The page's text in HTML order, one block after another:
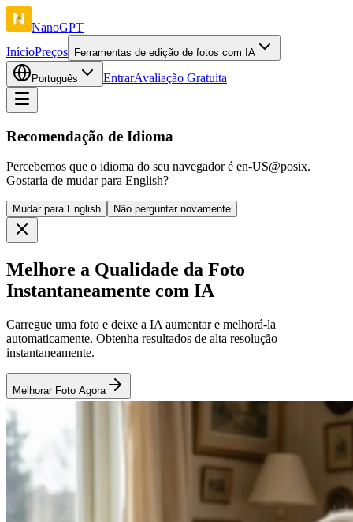
NanoGPT
InícioPreços Ferramentas de edição de fotos com IA
Português EntrarAvaliação Gratuita
Recomendação de Idioma
Percebemos que o idioma do seu navegador é en-US@posix.
Gostaria de mudar para English?
Mudar para English Não perguntar novamente
Melhore a Qualidade da Foto
Instantaneamente com IA
Carregue uma foto e deixe a IA aumentar e melhorá-la
automaticamente. Obtenha resultados de alta resolução
instantaneamente.
Melhorar Foto Agora